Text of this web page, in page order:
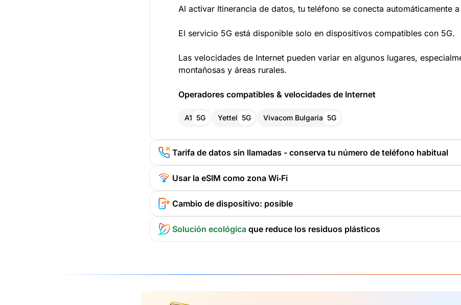
Al activar Itinerancia de datos, tu teléfono se conecta automáticamente
El servicio 5G está disponible solo en dispositivos compatibles con 5G.
Las velocidades de Internet pueden variar en algunos lugares,
montañosas y áreas rurales.
Operadores compatibles & velocidades de Internet
A1 5G Yettel 5G Vivacom Bulgaria 5G
Tarifa de datos sin llamadas - conserva tu número de teléfono habitual
Usar la eSIM como zona Wi‑Fi
Cambio de dispositivo: posible
Solución ecológica que reduce los residuos plásticos